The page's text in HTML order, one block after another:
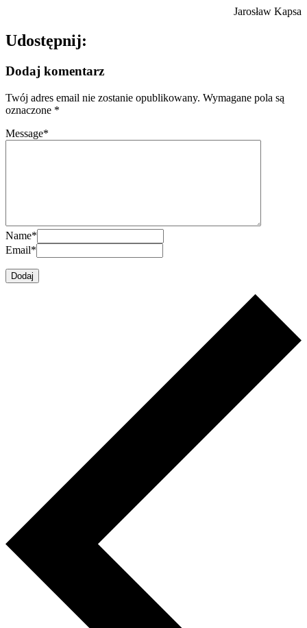
Jarosław Kapsa
Udostępnij:
Dodaj komentarz
Twój adres email nie zostanie opublikowany. Wymagane pola są
oznaczone *
Message*
Name*
Email*